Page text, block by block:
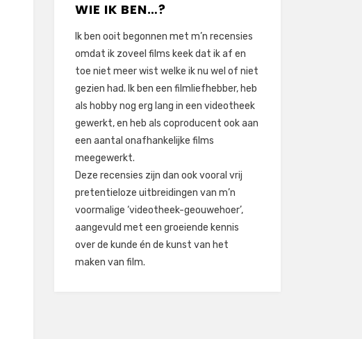
WIE IK BEN…?
Ik ben ooit begonnen met m’n recensies
omdat ik zoveel films keek dat ik af en
toe niet meer wist welke ik nu wel of niet
gezien had. Ik ben een filmliefhebber, heb
als hobby nog erg lang in een videotheek
gewerkt, en heb als coproducent ook aan
een aantal onafhankelijke films
meegewerkt.
Deze recensies zijn dan ook vooral vrij
pretentieloze uitbreidingen van m’n
voormalige ‘videotheek-geouwehoer’,
aangevuld met een groeiende kennis
over de kunde én de kunst van het
maken van film.